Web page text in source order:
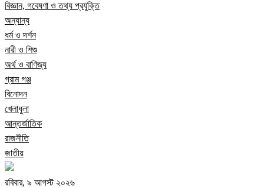
বিজ্ঞান, গবেষণা ও তথ্য প্রযুক্তি
অন্যান্য
ধর্ম ও দর্শন
নারী ও শিশু
অর্থ ও বাণিজ্য
গ্রাম গঞ্জ
বিনোদন
খেলাধুলা
আন্তর্জাতিক
রাজনীতি
জাতীয়
রবিবার, ৯ আগস্ট ২০২৬